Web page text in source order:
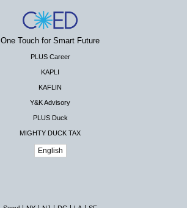
One Touch for Smart Future
PLUS Career
KAPLI
KAFLIN
Y&K Advisory
PLUS Duck
MIGHTY DUCK TAX
English